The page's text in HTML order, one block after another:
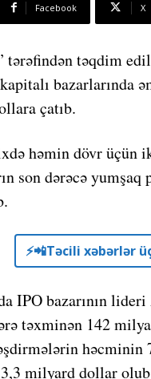
Facebook X
tərəfindən təqdim
bazarlarında
çatıb.
həmin dövr üçün
son dərəcə
⚡️📲Təcili xəbərlər
IPO bazarının
təxminən 142
həcminin
milyard dollar